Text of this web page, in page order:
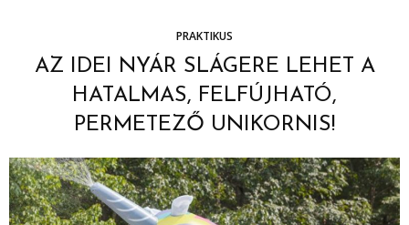
PRAKTIKUS
AZ IDEI NYÁR SLÁGERE LEHET A
HATALMAS, FELFÚJHATÓ,
PERMETEZŐ UNIKORNIS!